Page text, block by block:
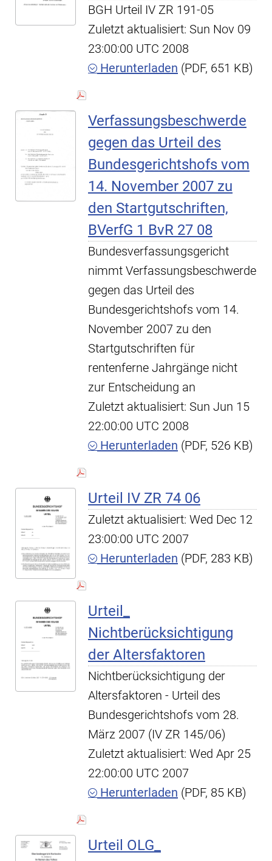
BGH Urteil IV ZR 191-05
Zuletzt aktualisiert: Sun Nov 09
23:00:00 UTC 2008
Herunterladen (PDF, 651 KB)
Verfassungsbeschwerde
gegen das Urteil des
Bundesgerichtshofs vom
14. November 2007 zu
den Startgutschriften,
BVerfG 1 BvR 27 08
Bundesverfassungsgericht
nimmt Verfassungsbeschwerde
gegen das Urteil des
Bundesgerichtshofs vom 14.
November 2007 zu den
Startgutschriften für
rentenferne Jahrgänge nicht
zur Entscheidung an
Zuletzt aktualisiert: Sun Jun 15
22:00:00 UTC 2008
Herunterladen (PDF, 526 KB)
Urteil IV ZR 74 06
Zuletzt aktualisiert: Wed Dec 12
23:00:00 UTC 2007
Herunterladen (PDF, 283 KB)
Urteil_
Nichtberücksichtigung
der Altersfaktoren
Nichtberücksichtigung der
Altersfaktoren - Urteil des
Bundesgerichtshofs vom 28.
März 2007 (IV ZR 145/06)
Zuletzt aktualisiert: Wed Apr 25
22:00:00 UTC 2007
Herunterladen (PDF, 85 KB)
Urteil OLG_